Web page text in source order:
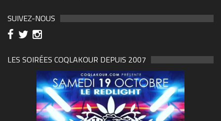
SUIVEZ-NOUS
LES SOIRÉES COQLAKOUR DEPUIS 2007